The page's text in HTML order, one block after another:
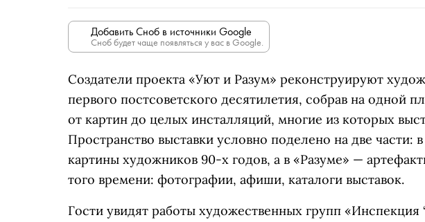
Добавить Сноб в источники Google
Сноб будет чаще появляться у вас в Google.
Создатели проекта «Уют и Разум» реконструируют
первого постсоветского десятилетия, собрав на одной
от картин до целых инсталляций, многие из которых
Пространство выставки условно поделено на две части:
картины художников 90-х годов, а в «Разуме» —
того времени: фотографии, афиши, каталоги выставок.
Гости увидят работы художественных групп